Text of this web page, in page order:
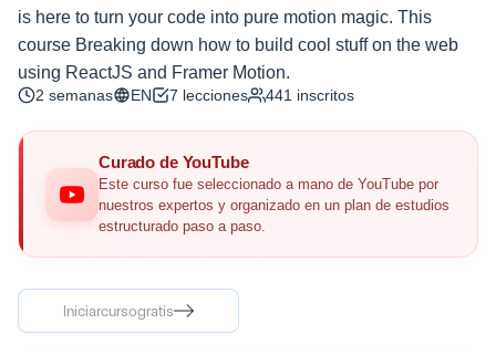
is here to turn your code into pure motion magic. This
course Breaking down how to build cool stuff on the web
using ReactJS and Framer Motion.
2 semanas EN 7 lecciones 441 inscritos
Curado de YouTube
Este curso fue seleccionado a mano de YouTube por
nuestros expertos y organizado en un plan de estudios
estructurado paso a paso.
Iniciarcursogratis
Iniciarcursogratis